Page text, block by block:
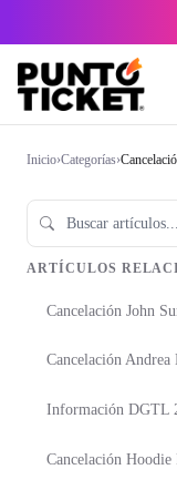
Inicio›Categorías›
ARTÍCULOS
Cancelación John
Cancelación Andrea
Información DGTL
Cancelación Hoodie